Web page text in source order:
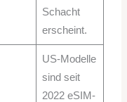
Schacht
erscheint.
US-Modelle
sind seit
2022 eSIM-